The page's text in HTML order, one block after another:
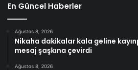
En Güncel Haberler
Ağustos 8, 2026
Nikaha dakikalar kala geline
mesaj şaşkına çevirdi
Ağustos 8, 2026